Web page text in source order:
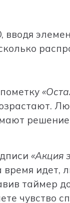
вводя
«Акция
время идет,
таймер
чувство